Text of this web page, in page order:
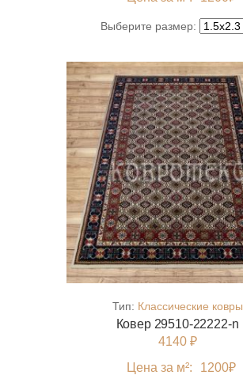
Выберите размер:
Тип: Классические ковры
Ковер 29510-22222-n
4140 ₽
Цена за м²:
1200₽